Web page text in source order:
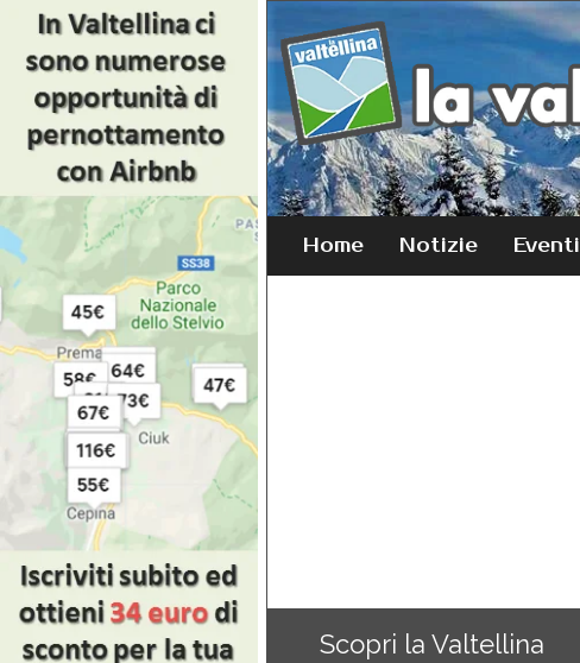
Home Notizie Eventi
Scopri la Valtellina